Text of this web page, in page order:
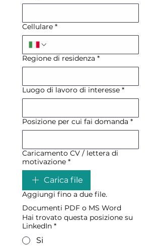
Cellulare *
Regione di residenza *
Luogo di lavoro di interesse *
Posizione per cui fai domanda *
Caricamento CV / lettera di
motivazione *
Carica file
Aggiungi fino a due file.
Documenti PDF o MS Word
Hai trovato questa posizione su
LinkedIn *
Si